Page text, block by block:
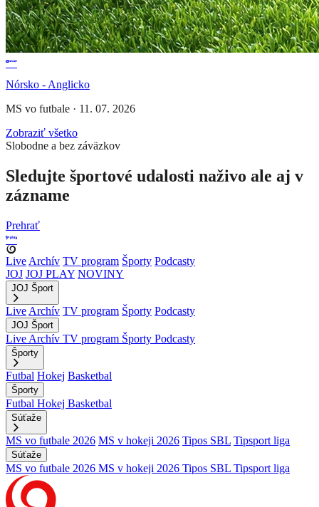
Nórsko - Anglicko
MS vo futbale · 11. 07. 2026
Zobraziť všetko
Slobodne a bez záväzkov
Sledujte športové udalosti naživo ale aj v
zázname
Prehrať
Live Archív TV program Športy Podcasty
JOJ JOJ PLAY NOVINY
JOJ Šport
Live Archív TV program Športy Podcasty
JOJ Šport
Live Archív TV program Športy Podcasty
Športy
Futbal Hokej Basketbal
Športy
Futbal Hokej Basketbal
Súťaže
MS vo futbale 2026 MS v hokeji 2026 Tipos SBL Tipsport liga
Súťaže
MS vo futbale 2026 MS v hokeji 2026 Tipos SBL Tipsport liga